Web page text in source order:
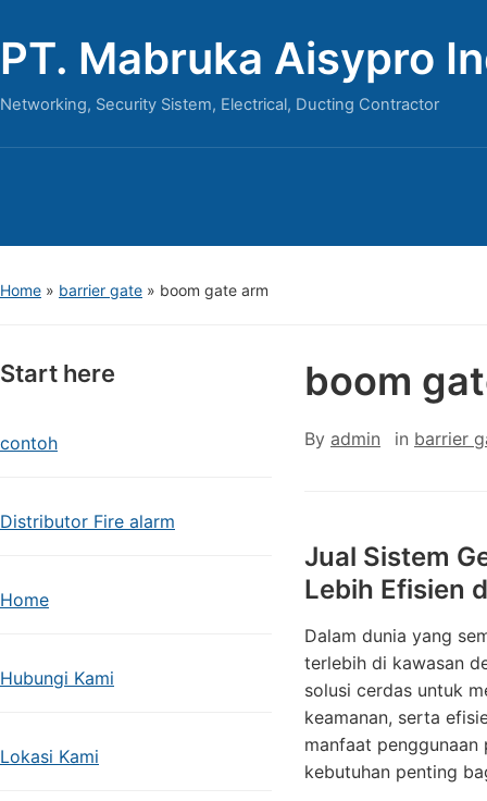
PT. Mabruka Aisypro
Networking, Security Sistem, Electrical, Ducting Contractor
Home » barrier gate » boom gate arm
Start here
contoh
Distributor Fire alarm
Home
Hubungi Kami
Lokasi Kami
boom
By admin in barrier
Jual Sistem
Lebih Efisien
Dalam dunia yang
terlebih di kawasan
solusi cerdas untuk
keamanan, serta
manfaat
kebutuhan penting